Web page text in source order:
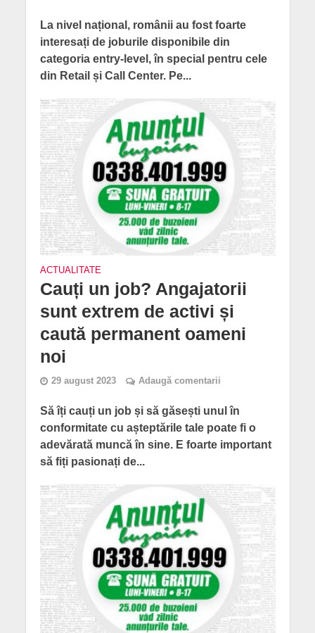
La nivel național, românii au fost foarte
interesați de joburile disponibile din
categoria entry-level, în special pentru cele
din Retail și Call Center. Pe...
ACTUALITATE
Cauți un job? Angajatorii
sunt extrem de activi și
caută permanent oameni
noi
29 august 2023 Adaugă comentarii
Să îți cauți un job și să găsești unul în
conformitate cu așteptările tale poate fi o
adevărată muncă în sine. E foarte important
să fiți pasionați de...